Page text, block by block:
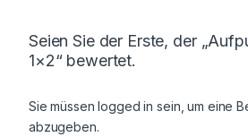
Seien Sie der Erste, der
1×2“ bewertet.
Sie müssenlogged in sein, um eine
abzugeben.